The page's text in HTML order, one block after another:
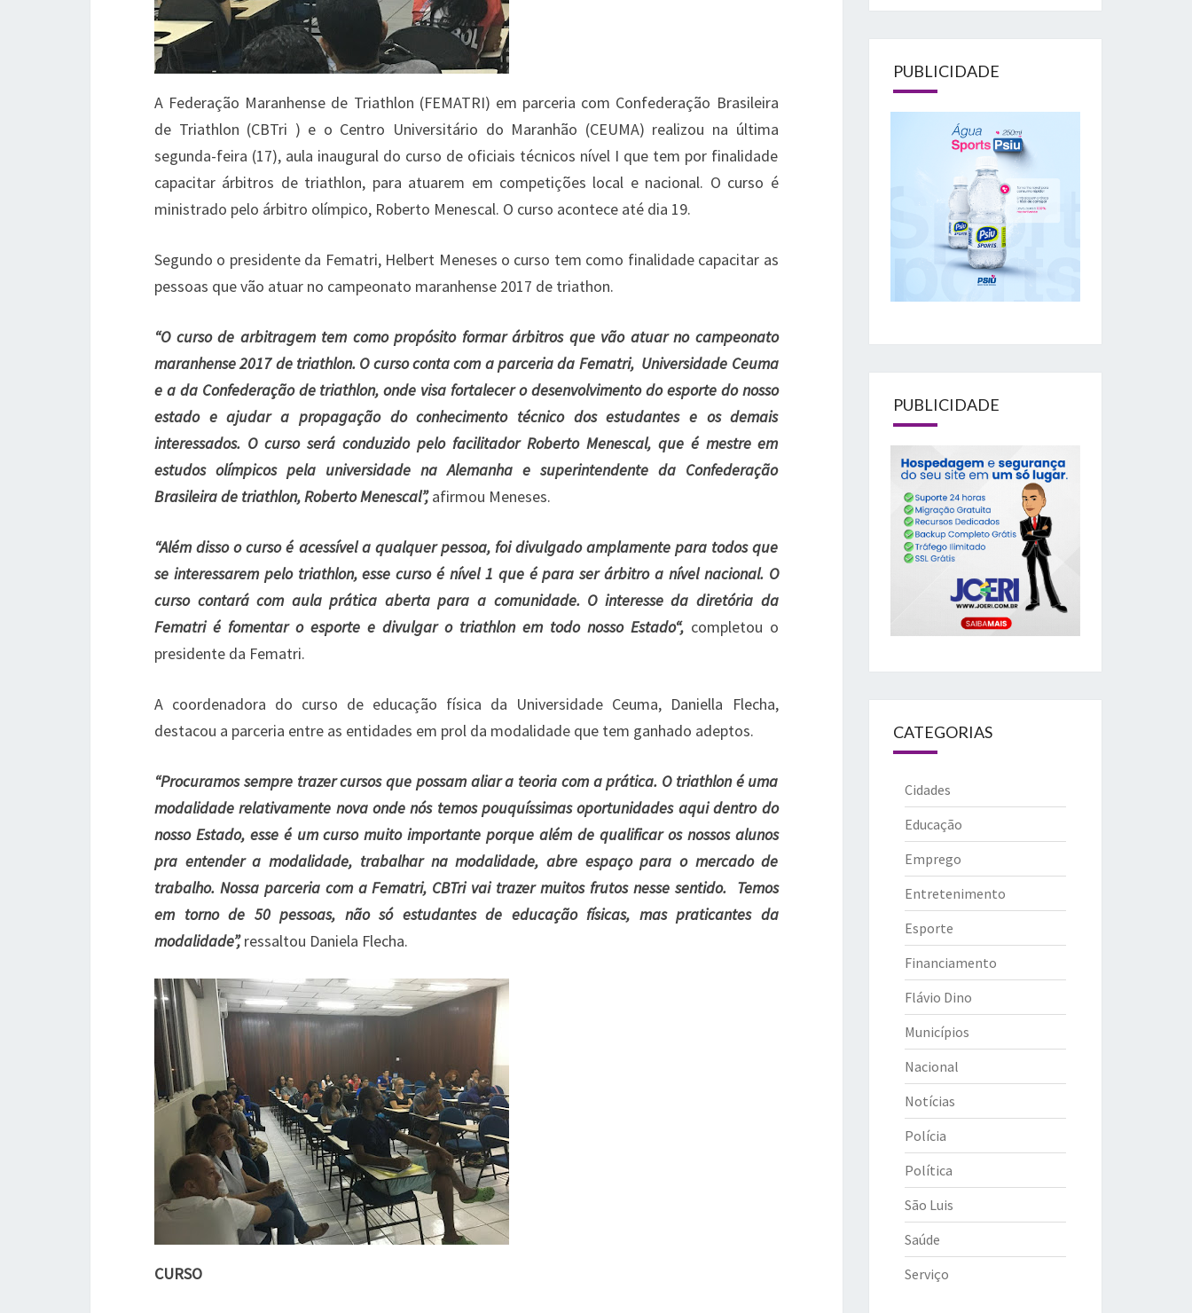
A Federação Maranhense de Triathlon (FEMATRI) em parceria com Confederação Brasileira
de Triathlon (CBTri ) e o Centro Universitário do Maranhão (CEUMA) realizou na última
segunda-feira (17), aula inaugural do curso de oficiais técnicos nível I que tem por finalidade
capacitar árbitros de triathlon, para atuarem em competições local e nacional. O curso é
ministrado pelo árbitro olímpico, Roberto Menescal. O curso acontece até dia 19.
Segundo o presidente da Fematri, Helbert Meneses o curso tem como finalidade capacitar as
pessoas que vão atuar no campeonato maranhense 2017 de triathon.
“O curso de arbitragem tem como propósito formar árbitros que vão atuar no campeonato
maranhense 2017 de triathlon. O curso conta com a parceria da Fematri, Universidade Ceuma
e a da Confederação de triathlon, onde visa fortalecer o desenvolvimento do esporte do nosso
estado e ajudar a propagação do conhecimento técnico dos estudantes e os demais
interessados. O curso será conduzido pelo facilitador Roberto Menescal, que é mestre em
estudos olímpicos pela universidade na Alemanha e superintendente da Confederação
Brasileira de triathlon, Roberto Menescal”,afirmou Meneses.
“Além disso o curso é acessível a qualquer pessoa, foi divulgado amplamente para todos que
se interessarem pelo triathlon, esse curso é nível 1 que é para ser árbitro a nível nacional. O
curso contará com aula prática aberta para a comunidade. O interesse da diretória da
Fematri é fomentar o esporte e divulgar o triathlon em todo nosso Estado“,completou o
presidente da Fematri.
A coordenadora do curso de educação física da Universidade Ceuma, Daniella Flecha,
destacou a parceria entre as entidades em prol da modalidade que tem ganhado adeptos.
“Procuramos sempre trazer cursos que possam aliar a teoria com a prática. O triathlon é uma
modalidade relativamente nova onde nós temos pouquíssimas oportunidades aqui dentro do
nosso Estado, esse é um curso muito importante porque além de qualificar os nossos alunos
pra entender a modalidade, trabalhar na modalidade, abre espaço para o mercado de
trabalho. Nossa parceria com a Fematri, CBTri vai trazer muitos frutos nesse sentido. Temos
em torno de 50 pessoas, não só estudantes de educação físicas, mas praticantes da
modalidade”, ressaltou Daniela Flecha.
CURSO
PUBLICIDADE
PUBLICIDADE
CATEGORIAS
Cidades
Educação
Emprego
Entretenimento
Esporte
Financiamento
Flávio Dino
Municípios
Nacional
Notícias
Polícia
Política
São Luis
Saúde
Serviço